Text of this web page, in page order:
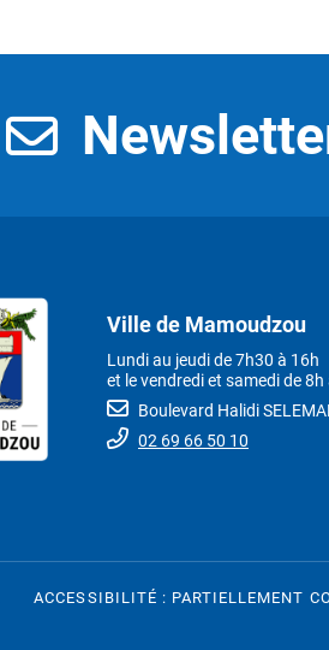
Ville de Mamoudzou
Lundi au jeudi de 7h30 à 16h
et le vendredi et samedi de 8h
Boulevard Halidi
02 69 66 50 10
ACCESSIBILITÉ : PARTIELLEMENT